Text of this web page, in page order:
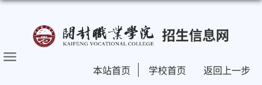
招生信息网
本站首页 学校首页 返回上一步